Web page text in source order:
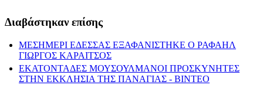
Διαβάστηκαν επίσης
ΜΕΣΗΜΕΡΙ ΕΔΕΣΣΑΣ ΕΞΑΦΑΝΙΣΤΗΚΕ Ο ΡΑΦΑΗΛ
ΓΙΩΡΓΟΣ ΚΑΡΑΙΤΣΟΣ
ΕΚΑΤΟΝΤΑΔΕΣ ΜΟΥΣΟΥΛΜΑΝΟΙ ΠΡΟΣΚΥΝΗΤΕΣ
ΣΤΗΝ ΕΚΚΛΗΣΙΑ ΤΗΣ ΠΑΝΑΓΙΑΣ - ΒΙΝΤΕΟ